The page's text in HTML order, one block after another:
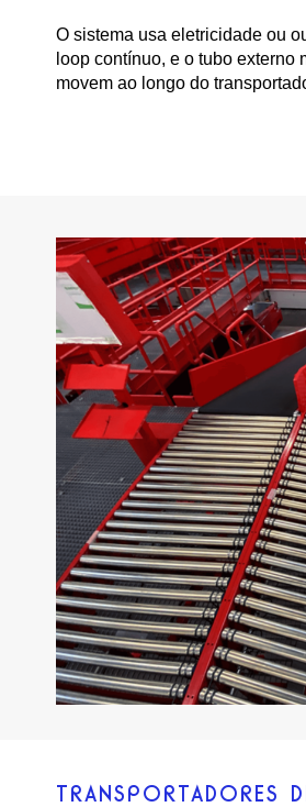
O sistema usa eletricidade ou
loop contínuo, e o tubo
movem ao longo do
TRANSPORTADORES